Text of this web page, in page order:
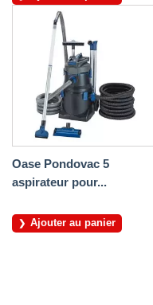
Oase Pondovac 5
aspirateur pour...
Ajouter au panier